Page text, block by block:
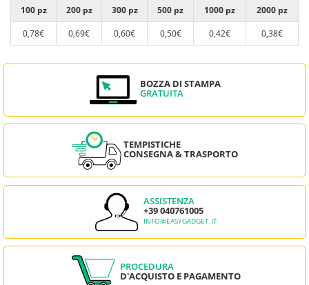
100 pz 200 pz 300 pz 500 pz 1000 pz
2000 pz
0,78€
0,69€ 0,60€ 0,50€ 0,42€ 0,38€
BOZZA DI STAMPA
GRATUITA
TEMPISTICHE
CONSEGNA & TRASPORTO
ASSISTENZA
+39 040761005
INFO@EASYGADGET.IT
PROCEDURA
D'ACQUISTO E PAGAMENTO